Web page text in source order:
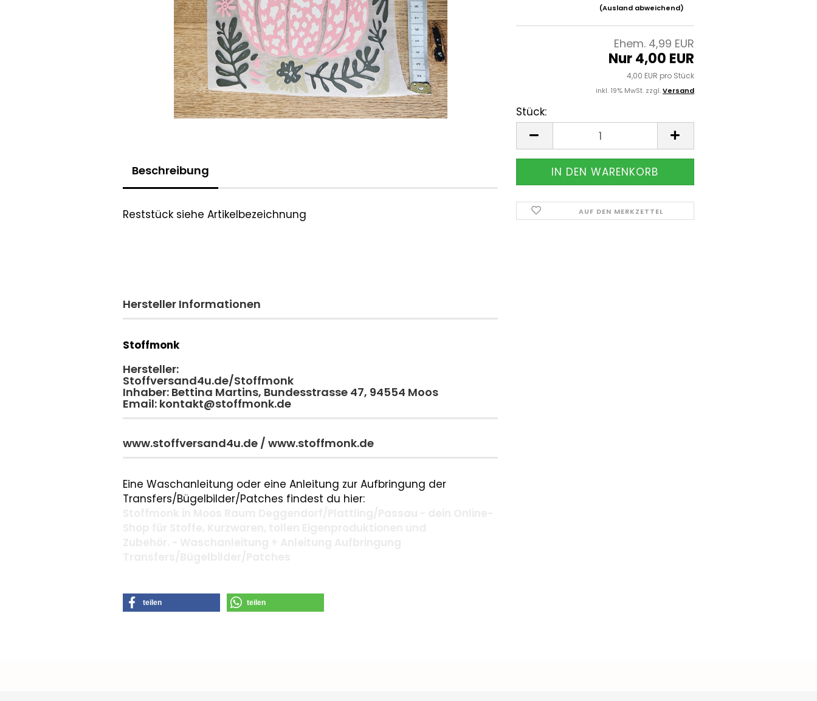
(Ausland abweichend)
Ehem. 4,99 EUR
Nur 4,00 EUR
4,00 EUR pro Stück
inkl. 19% MwSt. zzgl.Versand
Stück:
Stück
AUF DEN MERKZETTEL
Beschreibung
Reststück siehe Artikelbezeichnung
Hersteller Informationen
Stoffmonk
Hersteller:
Stoffversand4u.de/Stoffmonk
Inhaber: Bettina Martins, Bundesstrasse 47, 94554 Moos
Email: kontakt@stoffmonk.de
www.stoffversand4u.de / www.stoffmonk.de
Eine Waschanleitung oder eine Anleitung zur Aufbringung der
Transfers/Bügelbilder/Patches findest du hier:
teilen teilen